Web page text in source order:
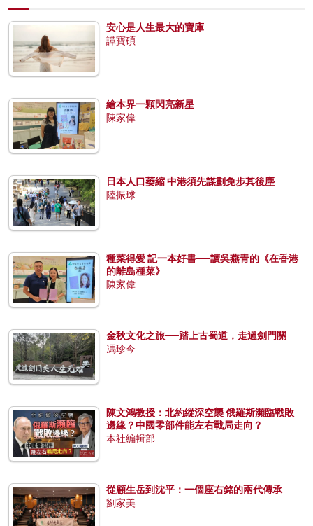
安心是人生最大的寶庫
譚寶碩
繪本界一顆閃亮新星
陳家偉
日本人口萎縮 中港須先謀劃免步其後塵
陸振球
種菜得愛 記一本好書──讀吳燕青的《在香港
的離島種菜》
陳家偉
金秋文化之旅──踏上古蜀道，走過劍門關
馮珍今
陳文鴻教授：北約縱深空襲 俄羅斯瀕臨戰敗
邊緣？中國零部件能左右戰局走向？
本社編輯部
從顧生岳到沈平：一個座右銘的兩代傳承
劉家美